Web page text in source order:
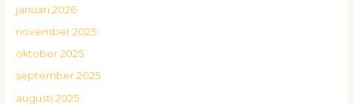
januari 2026
november 2025
oktober 2025
september 2025
augusti 2025